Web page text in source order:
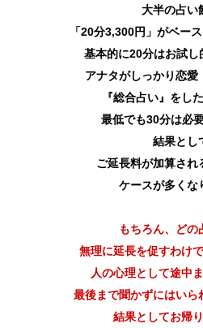
大半の占い
「20分3,300円」がベー
基本的に20分はお試し
アナタがしっかり恋愛
『総合占い』をし
最低でも30分は必
結果とし
ご延長料が加算され
ケースが多くな
もちろん、どの
無理に延長を促すわけ
人の心理として途中
最後まで聞かずにはいら
結果としてお帰